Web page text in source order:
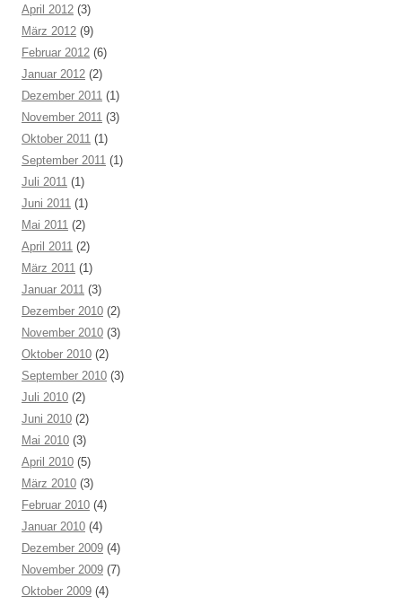
April 2012 (3)
März 2012 (9)
Februar 2012 (6)
Januar 2012 (2)
Dezember 2011 (1)
November 2011 (3)
Oktober 2011 (1)
September 2011 (1)
Juli 2011 (1)
Juni 2011 (1)
Mai 2011 (2)
April 2011 (2)
März 2011 (1)
Januar 2011 (3)
Dezember 2010 (2)
November 2010 (3)
Oktober 2010 (2)
September 2010 (3)
Juli 2010 (2)
Juni 2010 (2)
Mai 2010 (3)
April 2010 (5)
März 2010 (3)
Februar 2010 (4)
Januar 2010 (4)
Dezember 2009 (4)
November 2009 (7)
Oktober 2009 (4)